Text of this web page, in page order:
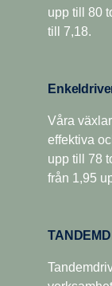
varvtal och
tillgängligheten
detta för att
upp till 80
till 7,18.
Våra
effektiva
upp till 78
från 1,95